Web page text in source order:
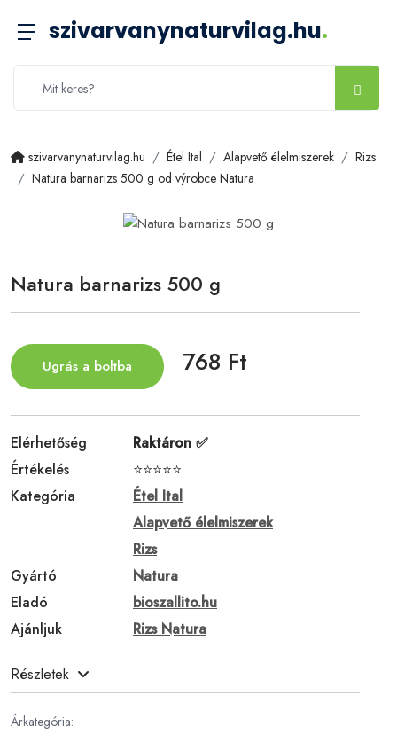
szivarvanynaturvilag.hu.
szivarvanynaturvilag.hu Étel Ital Alapvető élelmiszerek
Rizs
Natura barnarizs 500 g od výrobce Natura
Natura barnarizs 500 g
Ugrás a boltba 768 Ft
Elérhetőség
Raktáron ✅
Értékelés
⭐⭐⭐⭐⭐
Kategória
Étel Ital
Alapvető élelmiszerek
Rizs
Gyártó
Natura
Eladó
bioszallito.hu
Ajánljuk
Rizs Natura
Részletek
Árkategória: